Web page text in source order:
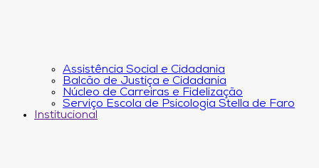
Assistência Social e Cidadania
Balcão de Justiça e Cidadania
Núcleo de Carreiras e Fidelização
Serviço Escola de Psicologia Stella de Faro
Institucional